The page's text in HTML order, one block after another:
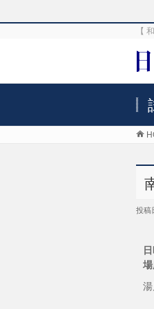
【
投稿